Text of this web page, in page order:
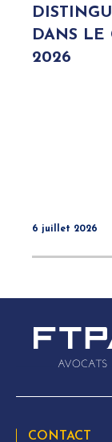
DANS LE
2026
6 juillet 2026
CONTACT